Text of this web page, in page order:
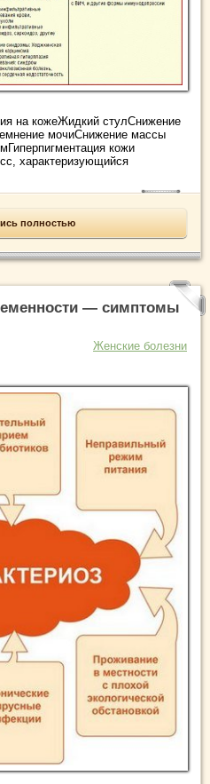
на кожеЖидкий стулСнижение
мочиСнижение массы
кожи
характеризующийся
полностью
— симптомы
Женские болезни